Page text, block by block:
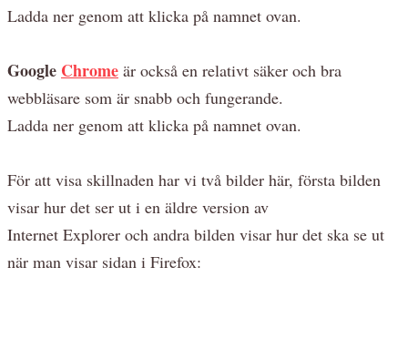
Ladda ner genom att klicka på namnet ovan.
Google Chrome är också en relativt säker och bra
webbläsare som är snabb och fungerande.
Ladda ner genom att klicka på namnet ovan.
För att visa skillnaden har vi två bilder här, första bilden
visar hur det ser ut i en äldre version av
Internet Explorer och andra bilden visar hur det ska se ut
när man visar sidan i Firefox: